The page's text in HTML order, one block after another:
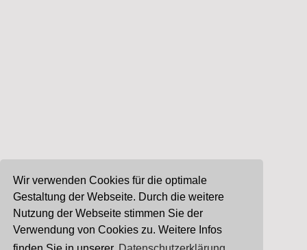
Wir verwenden Cookies für die optimale
Gestaltung der Webseite. Durch die weitere
Nutzung der Webseite stimmen Sie der
Verwendung von Cookies zu. Weitere Infos